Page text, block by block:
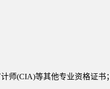
师(CIA)等其他专业资格证书；